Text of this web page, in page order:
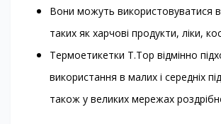
Вони можуть використовуватися в
таких як харчові продукти, ліки,
Термоетикетки T.Top відмінно
використання в малих і середніх
також у великих мережах